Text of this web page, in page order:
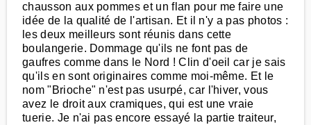
chausson aux pommes et un flan pour me faire une
idée de la qualité de l'artisan. Et il n'y a pas photos :
les deux meilleurs sont réunis dans cette
boulangerie. Dommage qu'ils ne font pas de
gaufres comme dans le Nord ! Clin d'oeil car je sais
qu'ils en sont originaires comme moi-même. Et le
nom "Brioche" n'est pas usurpé, car l'hiver, vous
avez le droit aux cramiques, qui est une vraie
tuerie. Je n'ai pas encore essayé la partie traiteur,